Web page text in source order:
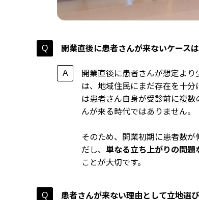
開業直後に患者さんが来ないケース
開業直後に患者さんが想定よ
は、地域住民にまだ存在を十
は患者さん自身が受診前に複
んが来る時代ではありません。
そのため、開業初期に患者数
だし、 単なる立ち上がりの問
ことが大切です。
患者さんが来ない理由として立地選